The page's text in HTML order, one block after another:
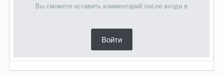
Вы сможете оставить комментарий после входа в
Войти